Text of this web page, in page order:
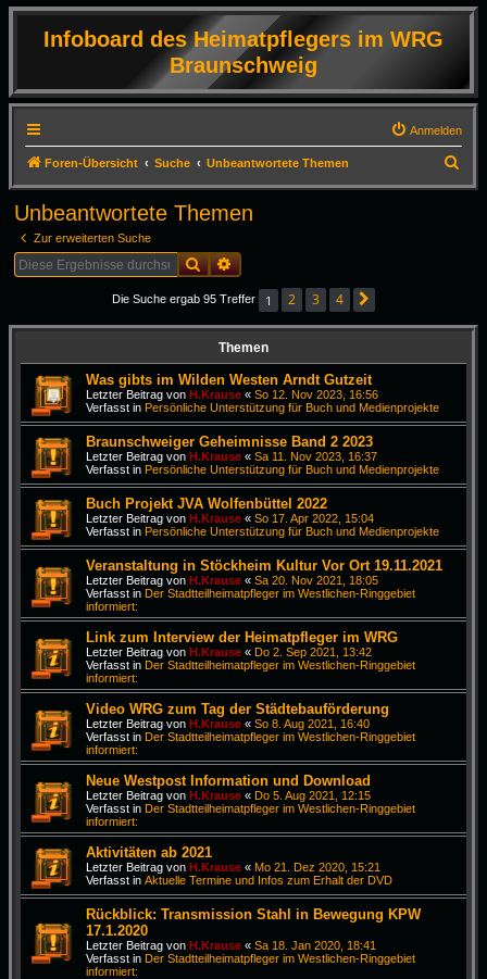
Infoboard des Heimatpflegers im WRG
Braunschweig
Anmelden
Foren-Übersicht Suche Unbeantwortete Themen
u
Unbeantwortete Themen
Zur erweiterten Suche
SucheErweiterte Suche
Die Suche ergab 95 Treffer 1 2 3 4
Themen
Was gibts im Wilden Westen Arndt Gutzeit
Letzter Beitrag von H.Krause « So 12. Nov 2023, 16:56
Verfasst in Persönliche Unterstützung für Buch und Medienprojekte
Braunschweiger Geheimnisse Band 2 2023
Letzter Beitrag von H.Krause « Sa 11. Nov 2023, 16:37
Verfasst in Persönliche Unterstützung für Buch und Medienprojekte
Buch Projekt JVA Wolfenbüttel 2022
Letzter Beitrag von H.Krause « So 17. Apr 2022, 15:04
Verfasst in Persönliche Unterstützung für Buch und Medienprojekte
Veranstaltung in Stöckheim Kultur Vor Ort 19.11.2021
Letzter Beitrag von H.Krause « Sa 20. Nov 2021, 18:05
Verfasst in Der Stadtteilheimatpfleger im Westlichen-Ringgebiet
informiert:
Link zum Interview der Heimatpfleger im WRG
Letzter Beitrag von H.Krause « Do 2. Sep 2021, 13:42
Verfasst in Der Stadtteilheimatpfleger im Westlichen-Ringgebiet
informiert:
Video WRG zum Tag der Städtebauförderung
Letzter Beitrag von H.Krause « So 8. Aug 2021, 16:40
Verfasst in Der Stadtteilheimatpfleger im Westlichen-Ringgebiet
informiert:
Neue Westpost Information und Download
Letzter Beitrag von H.Krause « Do 5. Aug 2021, 12:15
Verfasst in Der Stadtteilheimatpfleger im Westlichen-Ringgebiet
informiert:
Aktivitäten ab 2021
Letzter Beitrag von H.Krause « Mo 21. Dez 2020, 15:21
Verfasst in Aktuelle Termine und Infos zum Erhalt der DVD
Rückblick: Transmission Stahl in Bewegung KPW
17.1.2020
Letzter Beitrag von H.Krause « Sa 18. Jan 2020, 18:41
Verfasst in Der Stadtteilheimatpfleger im Westlichen-Ringgebiet
informiert: